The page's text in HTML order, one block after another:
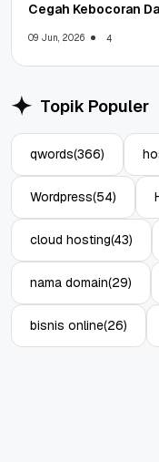
Cegah Kebocoran
09 Jun, 2026 4
Topik Populer
qwords(366)
Wordpress(54)
cloud hosting(43)
nama domain(29)
bisnis online(26)